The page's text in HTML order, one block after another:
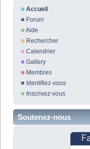
Accueil
Forum
Aide
Rechercher
Calendrier
Gallery
Membres
Identifiez-vous
Inscrivez-vous
Soutenez-nous